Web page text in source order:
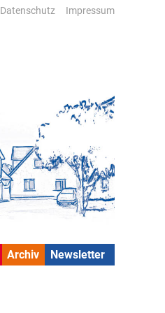
Datenschutz Impressum
Archiv Newsletter